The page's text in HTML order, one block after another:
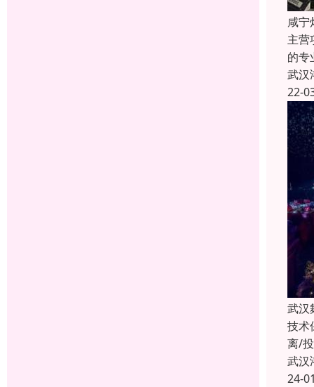
咸宁
主营
的专
武汉
22-
武汉
技术
离/
武汉
24-